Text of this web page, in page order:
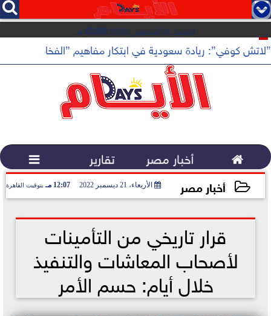
   
السبت 8 أغسطس 2026 03:00 مـ
”لاتش كوفي”: ريادة سعودية في ابتكار مفاهيم ”الفخامة
 أخبار مصر تقارير 
أخبار مصر الأربعاء، 21 ديسمبر 2022 12:07 مـ بتوقيت القاهرة
قرار تاريخي من التأمينات
لأصحاب المعاشات والتنفيذ
خلال أيام: حسم الأمر